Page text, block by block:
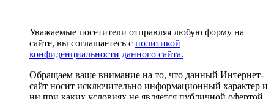
Уважаемые посетители отправляя любую форму на
сайте, вы соглашаетесь с политикой
конфиденциальности данного сайта.
Обращаем ваше внимание на то, что данный Интернет-
сайт носит исключительно информационный характер и
ни при каких условиях не является публичной офертой,